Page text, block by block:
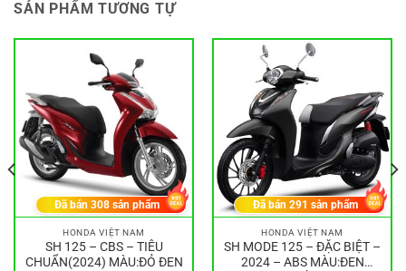
SẢN PHẨM TƯƠNG TỰ
HONDA VIỆT NAM
SH 125 – CBS – TIÊU
CHUẨN(2024) MÀU:ĐỎ ĐEN
Đã bán308 sản phẩm
HONDA VIỆT NAM
SH MODE 125 – ĐẶC BIỆT –
2024 – ABS MÀU:ĐEN
Đã bán291 sản phẩm